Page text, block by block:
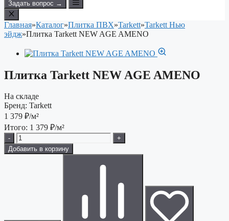
Задать вопрос →
Главная»Каталог»Плитка ПВХ»Tarkett»Tarkett Нью
эйдж»Плитка Tarkett NEW AGE AMENO
Плитка Tarkett NEW AGE AMENO
На складе
Бренд: Tarkett
1 379 ₽/м²
Итого: 1 379 ₽/м²
-
+
Добавить в корзину